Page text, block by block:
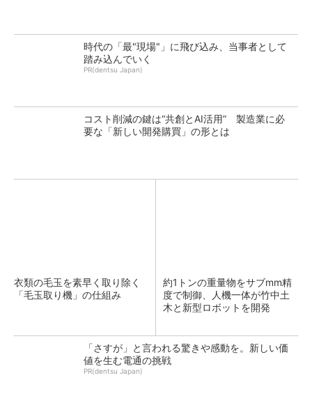
時代の「最"現場"」に飛び込み、当事者として
踏み込んでいく
PR(dentsu Japan)
コスト削減の鍵は“共創とAI活用” 製造業に必
要な「新しい開発購買」の形とは
衣類の毛玉を素早く取り除く
「毛玉取り機」の仕組み
約1トンの重量物をサブmm精
度で制御、人機一体が竹中土
木と新型ロボットを開発
「さすが」と言われる驚きや感動を。新しい価
値を生む電通の挑戦
PR(dentsu Japan)